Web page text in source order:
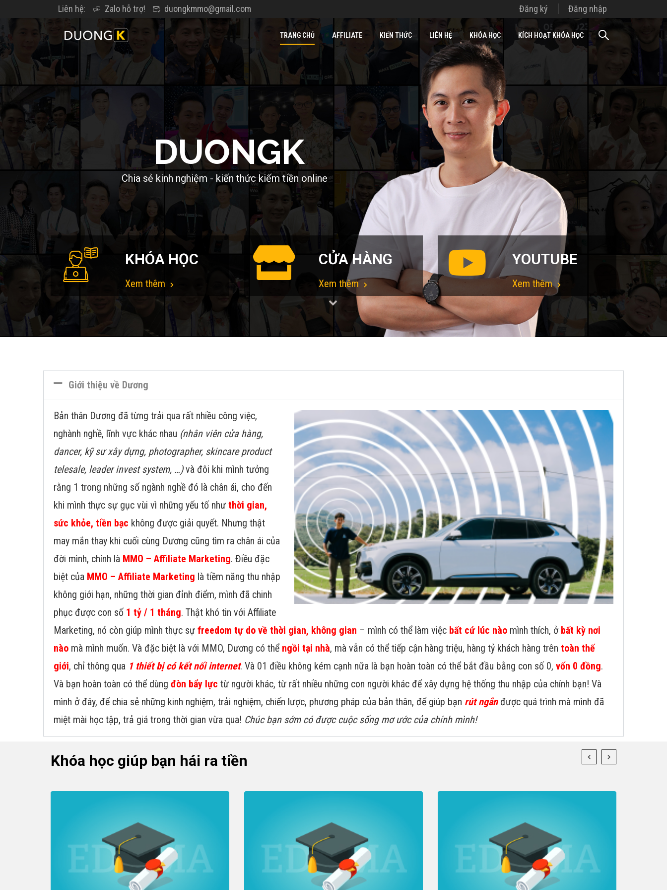
Liên hệ: Zalo hỗ trợ! duongkmmo@gmail.com Đăng ký Đăng nhập
TRANG CHỦ AFFILIATE KIẾN THỨC LIÊN HỆ KHÓA HỌC KÍCH HOẠT KHÓA HỌC
Chia sẻ kinh nghiệm - kiến thức kiếm tiền online
DUONGK
KHÓA HỌC
Xem thêm
CỬA HÀNG
Xem thêm
YOUTUBE
Xem thêm
Giới thiệu về Dương
Bản thân Dương đã từng trải qua rất nhiều công việc,
nghành nghề, lĩnh vực khác nhau (nhân viên cửa hàng,
dancer, kỹ sư xây dựng, photographer, skincare product
telesale, leader invest system, …)và đôi khi mình tưởng
rằng 1 trong những số ngành nghề đó là chân ái, cho đến
khi mình thực sự gục vùi vì những yếu tố như thời gian,
sức khỏe, tiền bạc không được giải quyết. Nhưng thật
may mắn thay khi cuối cùng Dương cũng tìm ra chân ái của
đời mình, chính là MMO – Affiliate Marketing. Điều đặc
biệt của MMO – Affiliate Marketing là tiềm năng thu nhập
không giới hạn, những thời gian đỉnh điểm, mình đã chinh
phục được con số 1 tỷ / 1 tháng. Thật khó tin với Affiliate
Marketing, nó còn giúp mình thực sự freedom tự do về thời gian, không gian – mình có thể làm việc bất cứ lúc nào mình thích, ở bất kỳ nơi
nào mà mình muốn. Và đặc biệt là với MMO, Dương có thể ngồi tại nhà, mà vẫn có thể tiếp cận hàng triệu, hàng tỷ khách hàng trên toàn thế
giới, chỉ thông qua 1 thiết bị có kết nối internet. Và 01 điều không kém cạnh nữa là bạn hoàn toàn có thể bắt đầu bằng con số 0, vốn 0 đồng.
Và bạn hoàn toàn có thể dùng đòn bẩy lực từ người khác, từ rất nhiều những con người khác để xây dựng hệ thống thu nhập của chính bạn! Và
mình ở đây, để chia sẻ những kinh nghiệm, trải nghiệm, chiến lược, phương pháp của bản thân, để giúp bạn rút ngắnđược quá trình mà mình đã
miệt mài học tập, trả giá trong thời gian vừa qua! Chúc bạn sớm có được cuộc sống mơ ước của chính mình!
Khóa học giúp bạn hái ra tiền